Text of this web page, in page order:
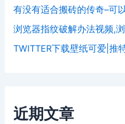
有没有适合搬砖的传奇–可
浏览器指纹破解办法视频,
TWITTER下载壁纸可爱|推
近期文章